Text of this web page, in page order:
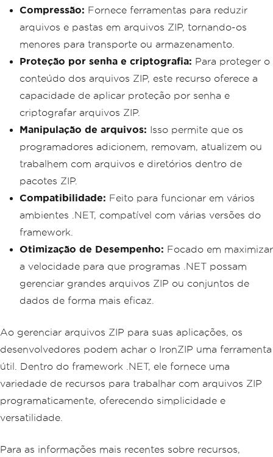
Compressão: Fornece ferramentas para reduzir
arquivos e pastas em arquivos ZIP, tornando-os
menores para transporte ou armazenamento.
Proteção por senha e criptografia: Para proteger o
conteúdo dos arquivos ZIP, este recurso oferece a
capacidade de aplicar proteção por senha e
criptografar arquivos ZIP.
Manipulação de arquivos: Isso permite que os
programadores adicionem, removam, atualizem ou
trabalhem com arquivos e diretórios dentro de
pacotes ZIP.
Compatibilidade: Feito para funcionar em vários
ambientes .NET, compatível com várias versões do
framework.
Otimização de Desempenho: Focado em maximizar
a velocidade para que programas .NET possam
gerenciar grandes arquivos ZIP ou conjuntos de
dados de forma mais eficaz.
Ao gerenciar arquivos ZIP para suas aplicações, os
desenvolvedores podem achar o IronZIP uma ferramenta
útil. Dentro do framework .NET, ele fornece uma
variedade de recursos para trabalhar com arquivos ZIP
programaticamente, oferecendo simplicidade e
versatilidade.
Para as informações mais recentes sobre recursos,